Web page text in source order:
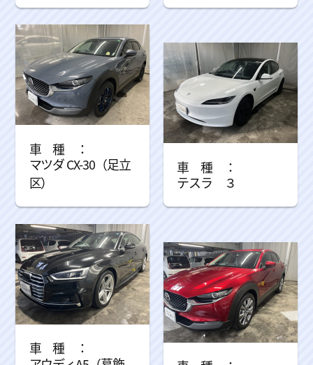
マツダ CX-30（足立
区）
テスラ ３